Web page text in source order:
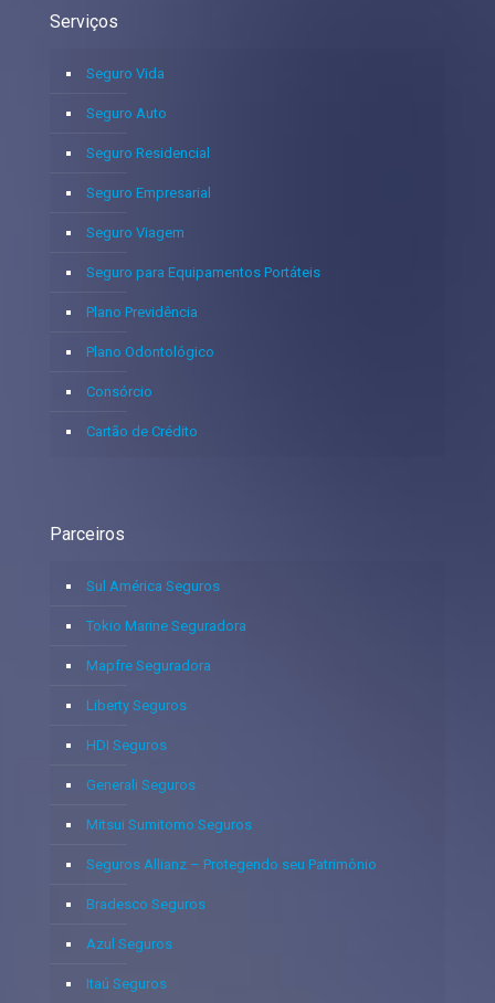
Serviços
Seguro Vida
Seguro Auto
Seguro Residencial
Seguro Empresarial
Seguro Viagem
Seguro para Equipamentos Portáteis
Plano Previdência
Plano Odontológico
Consórcio
Cartão de Crédito
Parceiros
Sul América Seguros
Tokio Marine Seguradora
Mapfre Seguradora
Liberty Seguros
HDI Seguros
Generali Seguros
Mitsui Sumitomo Seguros
Seguros Allianz – Protegendo seu Patrimônio
Bradesco Seguros
Azul Seguros
Itaú Seguros